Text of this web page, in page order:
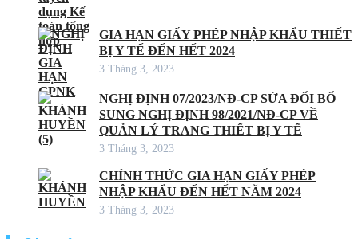
GIA HẠN GIẤY PHÉP NHẬP KHẨU THIẾT
BỊ Y TẾ ĐẾN HẾT 2024
3 Tháng 3, 2023
NGHỊ ĐỊNH 07/2023/NĐ-CP SỬA ĐỔI BỔ
SUNG NGHỊ ĐỊNH 98/2021/NĐ-CP VỀ
QUẢN LÝ TRANG THIẾT BỊ Y TẾ
3 Tháng 3, 2023
CHÍNH THỨC GIA HẠN GIẤY PHÉP
NHẬP KHẨU ĐẾN HẾT NĂM 2024
3 Tháng 3, 2023